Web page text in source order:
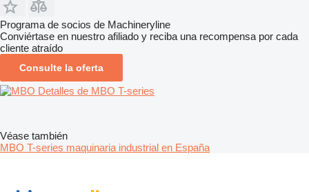
Programa de socios de Machineryline
Conviértase en nuestro afiliado y reciba una recompensa por cada
cliente atraído
Consulte la oferta
Detalles de MBO T-series
Véase también
MBO T-series maquinaria industrial en España